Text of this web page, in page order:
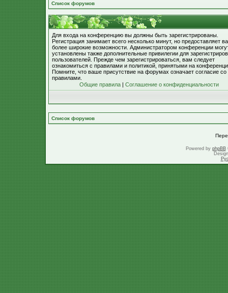
Список форумов
Для входа на конференцию вы должны быть зарегистрированы.
Регистрация занимает всего несколько минут, но предоставляет
более широкие возможности. Администратором конференции
установлены также дополнительные привилегии для
пользователей. Прежде чем зарегистрироваться, вам следует
ознакомиться с правилами и политикой, принятыми на
Помните, что ваше присутствие на форумах означает согласие со
правилами.
Общие правила | Соглашение о конфиденциальности
Список форумов
Powered by phpBB